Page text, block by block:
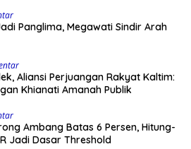
Panglima, Megawati Sindir Arah
Aliansi Perjuangan Rakyat Kaltim:
Khianati Amanah Publik
Ambang Batas 6 Persen, Hitung-
Jadi Dasar Threshold